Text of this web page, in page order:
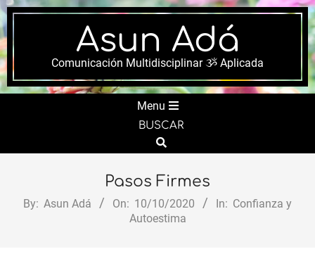
Skip
to
content
Asun Adá
Comunicación Multidisciplinar ૐ Aplicada
Menu
BUSCAR
Search
Pasos Firmes
By: Asun Adá On: 10/10/2020 In: Confianza y
Autoestima